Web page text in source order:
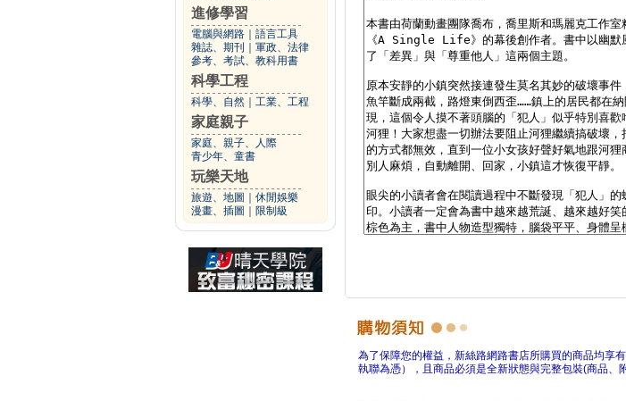
進修學習
電腦與網路
語言工具
雜誌、期刊
軍政、法律
參考、考試、教科用書
科學工程
科學、自然 工業、工程
家庭親子
家庭、親子、人際
青少年、童書
玩樂天地
旅遊、地圖
休閒娛樂
漫畫、插圖
限制級
為了保障您的權益，新絲路網路書店所購買的商品均享
執聯為憑），且商品必須是全新狀態與完整包裝(商品、